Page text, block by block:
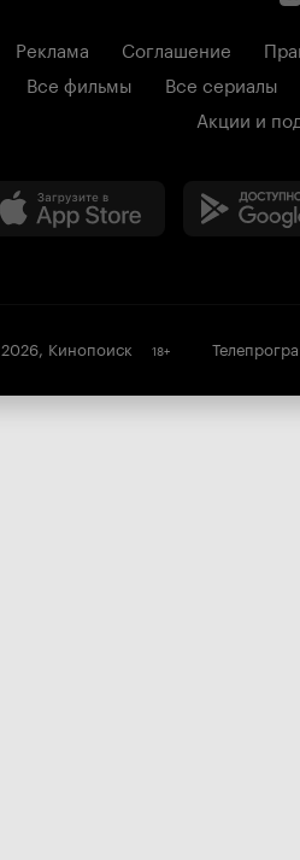
Реклама Соглашение
Все фильмы
Все сериалы
Акции и
2026, Кинопоиск 18+